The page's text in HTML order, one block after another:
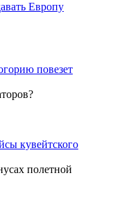
Европу
повезет
кувейтского
полетной